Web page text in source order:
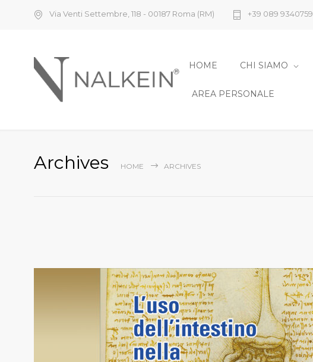
Via Venti Settembre, 118 - 00187 Roma (RM) +39 089 9340759
HOME CHI SIAMO
AREA PERSONALE
Archives HOME ARCHIVES